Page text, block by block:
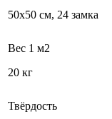
50x50 см, 24 замка
Вес 1 м2
20 кг
Твёрдость